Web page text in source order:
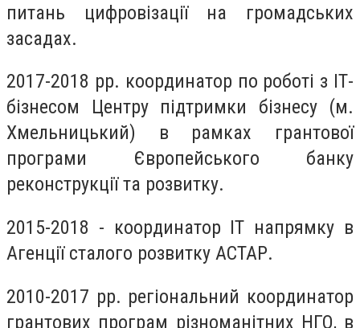
питань цифровізації на громадських
засадах.
2017-2018 рр. координатор по роботі з ІТ-
бізнесом Центру підтримки бізнесу (м.
Хмельницький) в рамках грантової
програми Європейського банку
реконструкції та розвитку.
2015-2018 - координатор ІТ напрямку в
Агенції сталого розвитку АСТАР.
2010-2017 рр. регіональний координатор
грантових програм різноманітних НГО, в